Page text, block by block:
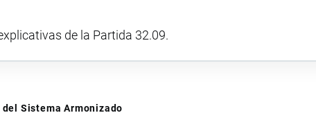
de la Partida 32.09.
Sistema Armonizado